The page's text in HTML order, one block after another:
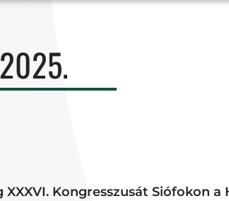
Kongresszusát Siófokon a